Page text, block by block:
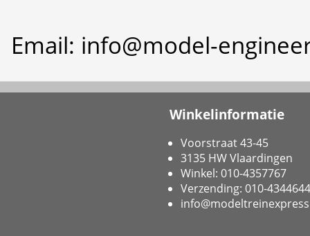
Email: info@model-
Winkelinformatie
Voorstraat 43-45
3135 HW Vlaardingen
Winkel: 010-4357767
Verzending: 010-4344644